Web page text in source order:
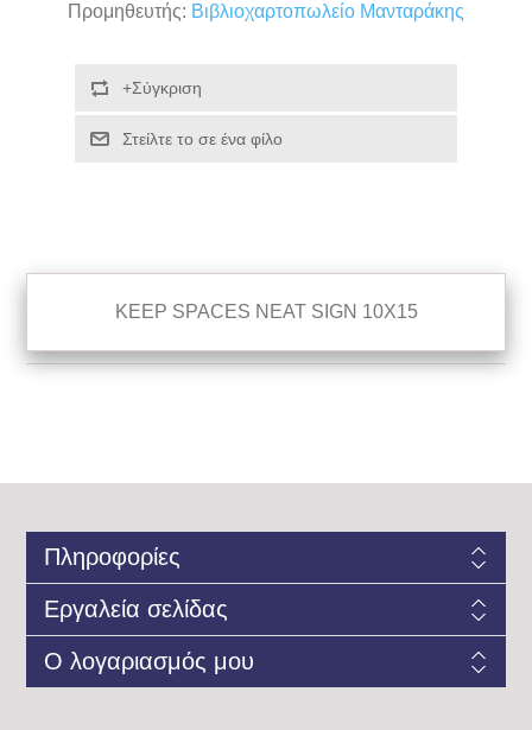
Προμηθευτής: Βιβλιοχαρτοπωλείο Μανταράκης
KEEP SPACES NEAT SIGN 10X15
Πληροφορίες
Εργαλεία σελίδας
Ο λογαριασμός μου